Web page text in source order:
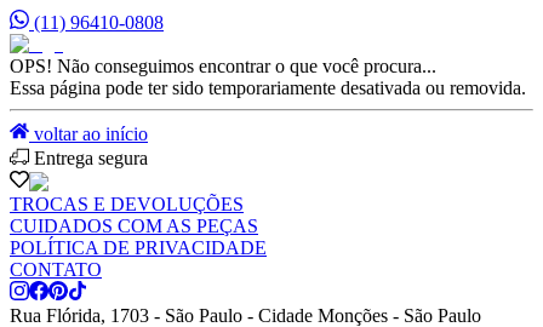
(11) 96410-0808
OPS! Não conseguimos encontrar o que você procura...
Essa página pode ter sido temporariamente desativada ou removida.
voltar ao início
Entrega segura
TROCAS E DEVOLUÇÕES
CUIDADOS COM AS PEÇAS
POLÍTICA DE PRIVACIDADE
CONTATO
Rua Flórida, 1703 - São Paulo - Cidade Monções - São Paulo